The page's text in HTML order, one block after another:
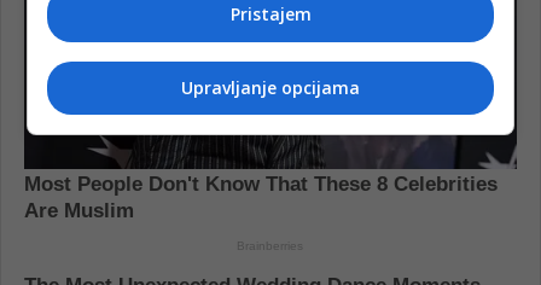
Pristajem
Upravljanje opcijama